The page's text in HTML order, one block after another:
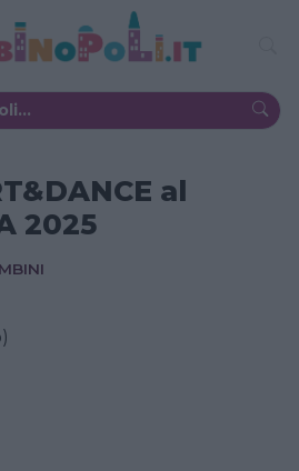
al
2025